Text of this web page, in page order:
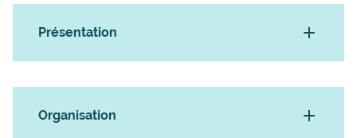
Présentation
Organisation